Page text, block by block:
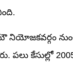
నియోజకవర్గం
పలు కేసుల్లో